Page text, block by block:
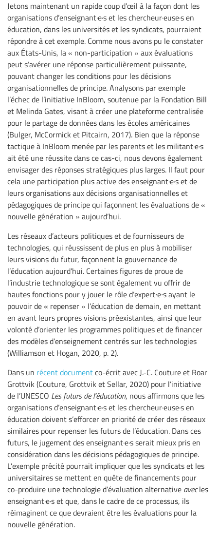
Jetons maintenant un rapide coup d’œil à la façon dont les
organisations d’enseignant·e·s et les chercheur·euse·s en
éducation, dans les universités et les syndicats, pourraient
répondre à cet exemple. Comme nous avons pu le constater
aux États-Unis, la « non-participation » aux évaluations
peut s’avérer une réponse particulièrement puissante,
pouvant changer les conditions pour les décisions
organisationnelles de principe. Analysons par exemple
l’échec de l’initiative InBloom, soutenue par la Fondation Bill
et Melinda Gates, visant à créer une plateforme centralisée
pour le partage de données dans les écoles américaines
(Bulger, McCormick et Pitcairn, 2017). Bien que la réponse
tactique à InBloom menée par les parents et les militant·e·s
ait été une réussite dans ce cas-ci, nous devons également
envisager des réponses stratégiques plus larges. Il faut pour
cela une participation plus active des enseignant·e·s et de
leurs organisations aux décisions organisationnelles et
pédagogiques de principe qui façonnent les évaluations de «
nouvelle génération » aujourd’hui.
Les réseaux d’acteurs politiques et de fournisseurs de
technologies, qui réussissent de plus en plus à mobiliser
leurs visions du futur, façonnent la gouvernance de
l’éducation aujourd’hui. Certaines figures de proue de
l’industrie technologique se sont également vu offrir de
hautes fonctions pour y jouer le rôle d’expert∙e∙s ayant le
pouvoir de « repenser » l’éducation de demain, en mettant
en avant leurs propres visions préexistantes, ainsi que leur
volonté d’orienter les programmes politiques et de financer
des modèles d’enseignement centrés sur les technologies
(Williamson et Hogan, 2020, p. 2).
Dans un récent documentco-écrit avec J.-C. Couture et Roar
Grottvik (Couture, Grottvik et Sellar, 2020) pour l’initiative
de l’UNESCO Les futurs de l’éducation, nous affirmons que les
organisations d’enseignant·e·s et les chercheur·euse·s en
éducation doivent s’efforcer en priorité de créer des réseaux
similaires pour repenser les futurs de l’éducation. Dans ces
futurs, le jugement des enseignant·e·s serait mieux pris en
considération dans les décisions pédagogiques de principe.
L’exemple précité pourrait impliquer que les syndicats et les
universitaires se mettent en quête de financements pour
co-produire une technologie d’évaluation alternative avecles
enseignant·e·s et que, dans le cadre de ce processus, ils
réimaginent ce que devraient être les évaluations pour la
nouvelle génération.